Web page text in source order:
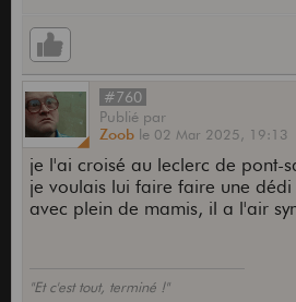
#760
Publié par
Zoob le 02 Mar 2025, 19:13
je l'ai croisé au leclerc de pont-
je voulais lui faire faire une
avec plein de mamis, il a l'air
"Et c'est tout, terminé !"